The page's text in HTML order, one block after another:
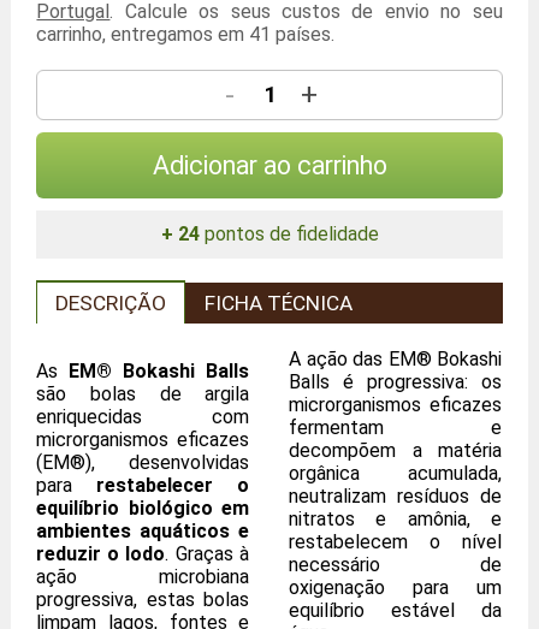
Portugal . Calcule os seus custos de envio no seu
carrinho, entregamos em 41 países.
- +
Adicionar ao carrinho
+ 24pontos de fidelidade
DESCRIÇÃO FICHA TÉCNICA
As EM® Bokashi Balls
são bolas de argila
enriquecidas com
microrganismos eficazes
(EM®), desenvolvidas
para restabelecer o
equilíbrio biológico em
ambientes aquáticos e
reduzir o lodo. Graças à
ação microbiana
progressiva, estas bolas
limpam lagos, fontes e
A ação das EM® Bokashi
Balls é progressiva: os
microrganismos eficazes
fermentam e
decompõem a matéria
orgânica acumulada,
neutralizam resíduos de
nitratos e amônia, e
restabelecem o nível
necessário de
oxigenação para um
equilíbrio estável da